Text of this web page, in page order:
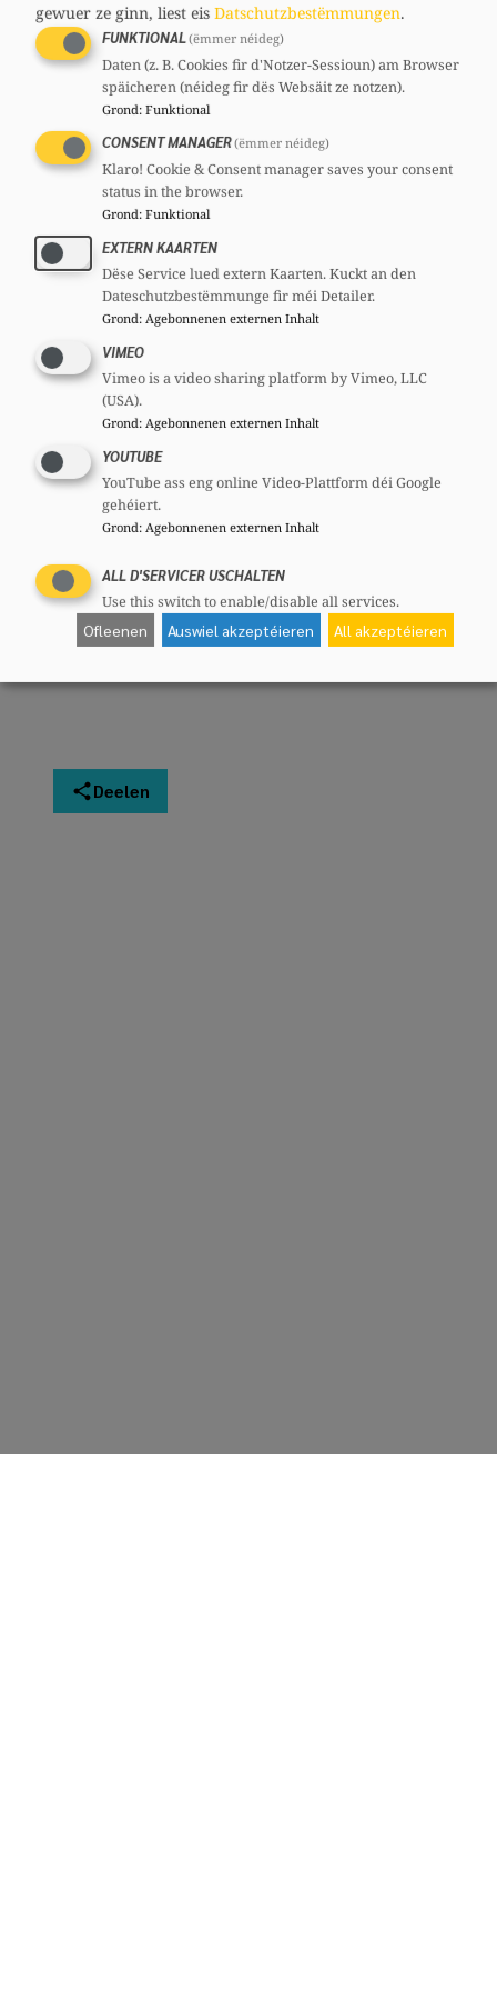
verringert die Verkehrsproblematik. Auch
muss der öffentliche Transport wesentlich
verbessert werden. Hier wird der Osten
besonders stiefmütterlich behandelt: Züge
werden vom Fahrplan gestrichen, Buslinien
fallen weg oder Dörfer werden fast gar nicht
mehr, inklusive Schultransporte, angefahren.
Es reicht! Die CSV setzt sich für eine
flächendeckende Mobilität im Osten ein.
Die Regierung hat zudem noch immer keine
konkreten Schritte in Sachen
Hochwasserschutz unternommen. Die Zeit
drängt, das Hochwasser ist da!
Die CSV hat und wird weiter konkrete
Alternativen vorschlagen, um die
Lebensqualität der Einwohner und die
Léon Gloden
Abgeordneter und CSV-Bezirkspräsident
Deelen
gewuer ze ginn, liest eis Datschutzbestëmmungen.
FUNKTIONAL(ëmmer néideg)
Daten (z. B. Cookies fir d'Notzer-Sessioun) am Browser
späicheren (néideg fir dës Websäit ze notzen).
Grond: Funktional
CONSENT MANAGER(ëmmer néideg)
Klaro! Cookie & Consent manager saves your consent
status in the browser.
Grond: Funktional
EXTERN KAARTEN
Dëse Service lued extern Kaarten. Kuckt an den
Dateschutzbestëmmunge fir méi Detailer.
Grond: Agebonnenen externen Inhalt
VIMEO
Vimeo is a video sharing platform by Vimeo, LLC
(USA).
Grond: Agebonnenen externen Inhalt
YOUTUBE
YouTube ass eng online Video-Plattform déi Google
gehéiert.
Grond: Agebonnenen externen Inhalt
ALL D'SERVICER USCHALTEN
Use this switch to enable/disable all services.
Ofleenen Auswiel akzeptéieren All akzeptéieren